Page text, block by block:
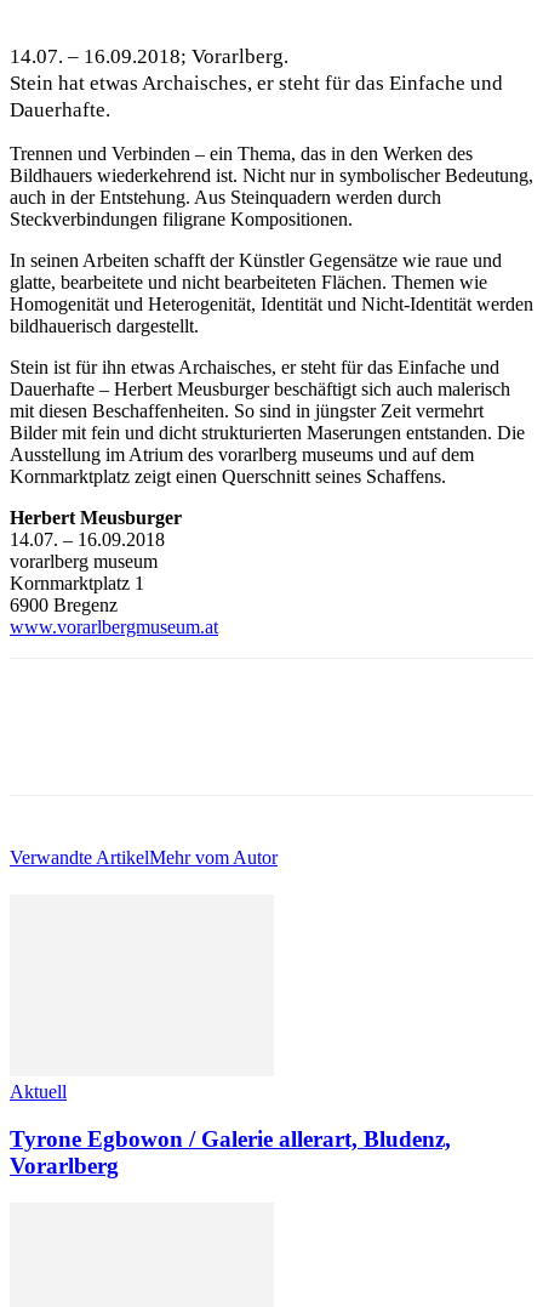
14.07. – 16.09.2018; Vorarlberg.
Stein hat etwas Archaisches, er steht für das Einfache und
Dauerhafte.
Trennen und Verbinden – ein Thema, das in den Werken des
Bildhauers wiederkehrend ist. Nicht nur in symbolischer Bedeutung,
auch in der Entstehung. Aus Steinquadern werden durch
Steckverbindungen filigrane Kompositionen.
In seinen Arbeiten schafft der Künstler Gegensätze wie raue und
glatte, bearbeitete und nicht bearbeiteten Flächen. Themen wie
Homogenität und Heterogenität, Identität und Nicht-Identität werden
bildhauerisch dargestellt.
Stein ist für ihn etwas Archaisches, er steht für das Einfache und
Dauerhafte – Herbert Meusburger beschäftigt sich auch malerisch
mit diesen Beschaffenheiten. So sind in jüngster Zeit vermehrt
Bilder mit fein und dicht strukturierten Maserungen entstanden. Die
Ausstellung im Atrium des vorarlberg museums und auf dem
Kornmarktplatz zeigt einen Querschnitt seines Schaffens.
Herbert Meusburger
14.07. – 16.09.2018
vorarlberg museum
Kornmarktplatz 1
6900 Bregenz
www.vorarlbergmuseum.at
Verwandte ArtikelMehr vom Autor
Aktuell
Tyrone Egbowon / Galerie allerart, Bludenz,
Vorarlberg